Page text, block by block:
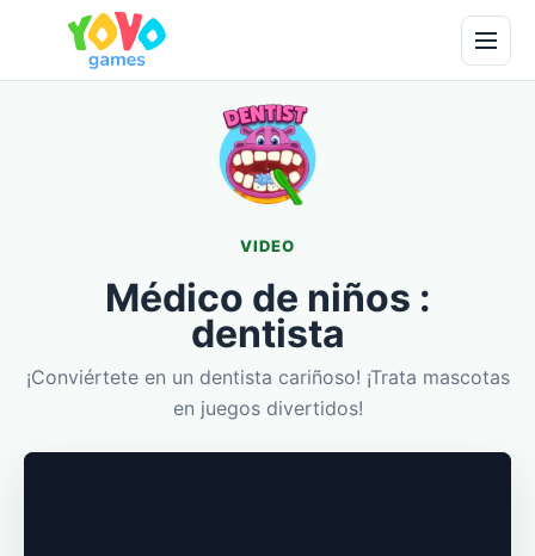
VIDEO
Médico de niños :
dentista
¡Conviértete en un dentista cariñoso! ¡Trata mascotas
en juegos divertidos!